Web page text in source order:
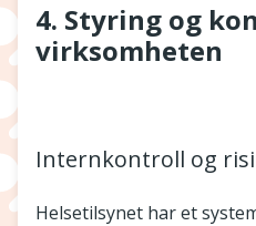
4. Styring og
virksomheten
Internkontroll og
Helsetilsynet har et